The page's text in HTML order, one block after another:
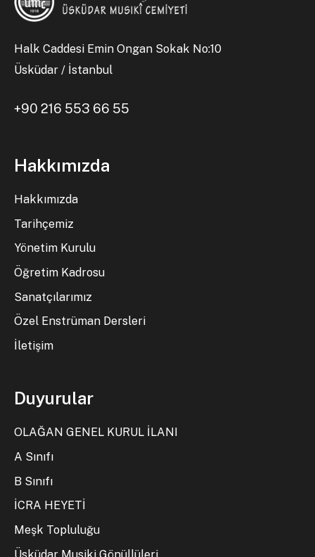
Halk Caddesi Emin Ongan Sokak No:10
Üsküdar / İstanbul
+90 216 553 66 55
Hakkımızda
Hakkımızda
Tarihçemiz
Yönetim Kurulu
Öğretim Kadrosu
Sanatçılarımız
Özel Enstrüman Dersleri
İletişim
Duyurular
OLAĞAN GENEL KURUL İLANI
A Sınıfı
B Sınıfı
İCRA HEYETİ
Meşk Topluluğu
Üsküdar Musiki Gönüllüleri